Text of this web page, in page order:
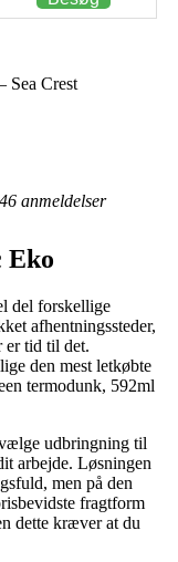
Sea Crest
46 anmeldelser
Eko
del forskellige
afhentningssteder,
er tid til det.
den mest letkøbte
termodunk, 592ml
udbringning til
arbejde. Løsningen
men på den
fragtform
dette kræver at du